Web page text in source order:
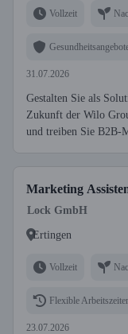
Vollzeit
31.07.2026
Gestalten Sie als
Zukunft der Wilo
und treiben Sie B2B-
Marketing
Lock GmbH
Ertingen
Vollzeit
Flexible
23.07.2026